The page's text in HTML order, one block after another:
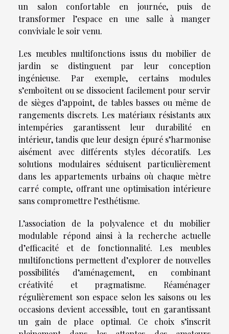
un salon confortable en journée, puis de
transformer l’espace en une salle à manger
conviviale le soir venu.
Les meubles multifonctions issus du mobilier de
jardin se distinguent par leur conception
ingénieuse. Par exemple, certains modules
s’emboîtent ou se dissocient facilement pour servir
de sièges d’appoint, de tables basses ou même de
rangements discrets. Les matériaux résistants aux
intempéries garantissent leur durabilité en
intérieur, tandis que leur design épuré s’harmonise
aisément avec différents styles décoratifs. Les
solutions modulaires séduisent particulièrement
dans les appartements urbains où chaque mètre
carré compte, offrant une optimisation intérieure
sans compromettre l’esthétisme.
L’association de la polyvalence et du mobilier
modulable répond ainsi à la recherche actuelle
d’efficacité et de fonctionnalité. Les meubles
multifonctions permettent d’explorer de nouvelles
possibilités d’aménagement, en combinant
créativité et pragmatisme. Réaménager
régulièrement son espace selon les saisons ou les
occasions devient accessible, tout en garantissant
un gain de place optimal. Ce choix s’inscrit